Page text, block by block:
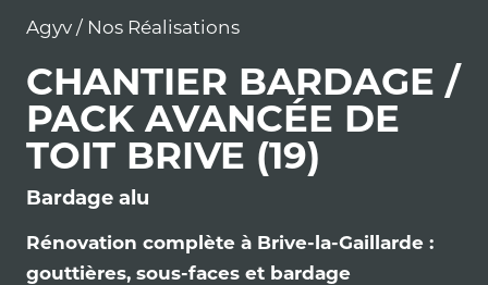
Agyv / Nos Réalisations
CHANTIER BARDAGE /
PACK AVANCÉE DE
TOIT BRIVE (19)
Bardage alu
Rénovation complète à Brive-la-Gaillarde :
gouttières, sous-faces et bardage